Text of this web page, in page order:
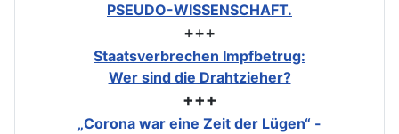
PSEUDO-WISSENSCHAFT.
+++
Staatsverbrechen Impfbetrug:
Wer sind die Drahtzieher?
+++
„Corona war eine Zeit der Lügen“ -